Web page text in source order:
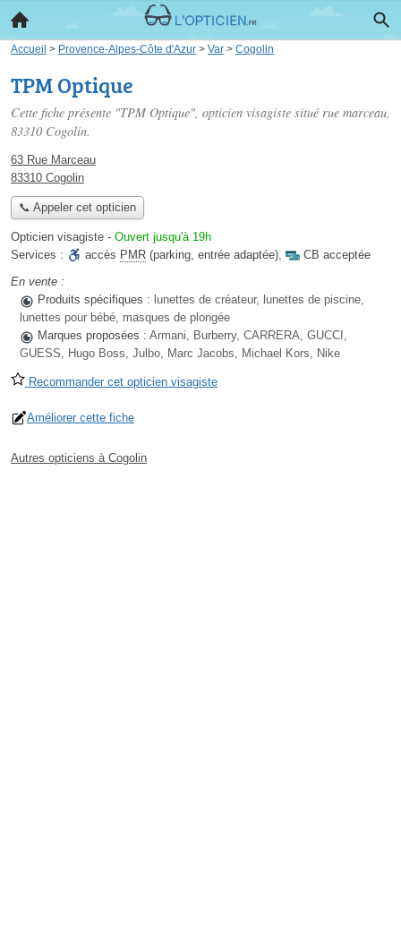
Accueil > Provence-Alpes-Côte d'Azur > Var > Cogolin
TPM Optique
Cette fiche présente "TPM Optique", opticien visagiste situé rue marceau,
83310 Cogolin.
63 Rue Marceau
83310 Cogolin
📞 Appeler cet opticien
Opticien visagiste - Ouvert jusqu'à 19h
Services :
accès PMR (parking, entrée adaptée),
CB acceptée
En vente :
Produits spécifiques : lunettes de créateur, lunettes de piscine,
lunettes pour bébé, masques de plongée
Marques proposées : Armani, Burberry, CARRERA, GUCCI,
GUESS, Hugo Boss, Julbo, Marc Jacobs, Michael Kors, Nike
Recommander cet opticien visagiste
Améliorer cette fiche
Autres opticiens à Cogolin